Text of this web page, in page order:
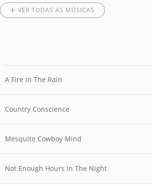
VER TODAS AS MÚSICAS
A Fire In The Rain
Country Conscience
Mesquite Cowboy Mind
Not Enough Hours In The Night